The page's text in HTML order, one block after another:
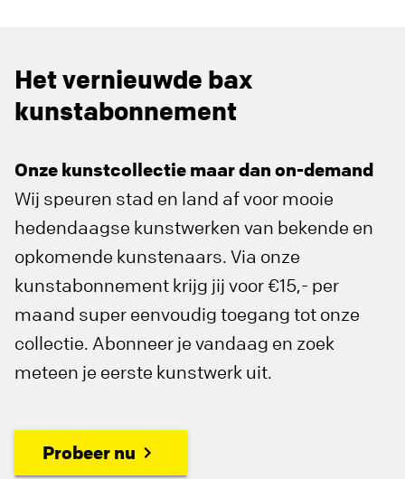
Het vernieuwde bax
kunstabonnement
Onze kunstcollectie maar dan on-demand
Wij speuren stad en land af voor mooie
hedendaagse kunstwerken van bekende en
opkomende kunstenaars. Via onze
kunstabonnement krijg jij voor €15,- per
maand super eenvoudig toegang tot onze
collectie. Abonneer je vandaag en zoek
meteen je eerste kunstwerk uit.
Probeer nu